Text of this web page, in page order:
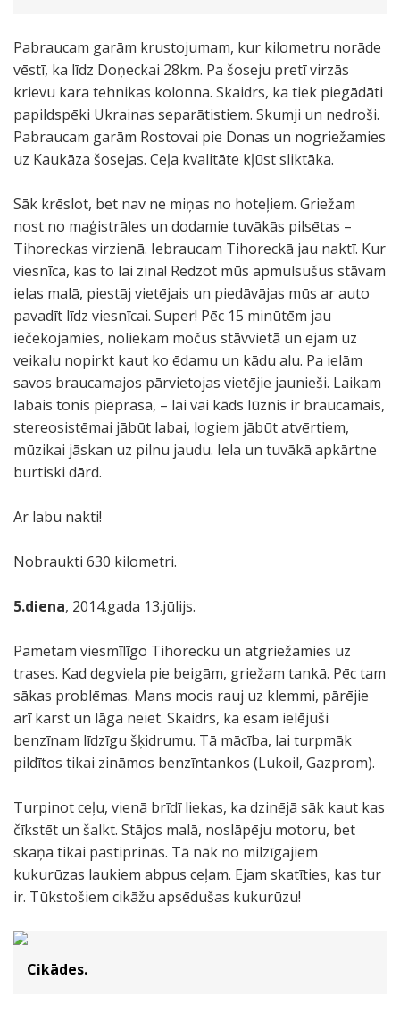
Pabraucam garām krustojumam, kur kilometru norāde
vēstī, ka līdz Doņeckai 28km. Pa šoseju pretī virzās
krievu kara tehnikas kolonna. Skaidrs, ka tiek piegādāti
papildspēki Ukrainas separātistiem. Skumji un nedroši.
Pabraucam garām Rostovai pie Donas un nogriežamies
uz Kaukāza šosejas. Ceļa kvalitāte kļūst sliktāka.
Sāk krēslot, bet nav ne miņas no hoteļiem. Griežam
nost no maģistrāles un dodamie tuvākās pilsētas –
Tihoreckas virzienā. Iebraucam Tihoreckā jau naktī. Kur
viesnīca, kas to lai zina! Redzot mūs apmulsušus stāvam
ielas malā, piestāj vietējais un piedāvājas mūs ar auto
pavadīt līdz viesnīcai. Super! Pēc 15 minūtēm jau
iečekojamies, noliekam močus stāvvietā un ejam uz
veikalu nopirkt kaut ko ēdamu un kādu alu. Pa ielām
savos braucamajos pārvietojas vietējie jaunieši. Laikam
labais tonis pieprasa, – lai vai kāds lūznis ir braucamais,
stereosistēmai jābūt labai, logiem jābūt atvērtiem,
mūzikai jāskan uz pilnu jaudu. Iela un tuvākā apkārtne
burtiski dārd.
Ar labu nakti!
Nobraukti 630 kilometri.
5.diena, 2014.gada 13.jūlijs.
Pametam viesmīlīgo Tihorecku un atgriežamies uz
trases. Kad degviela pie beigām, griežam tankā. Pēc tam
sākas problēmas. Mans mocis rauj uz klemmi, pārējie
arī karst un lāga neiet. Skaidrs, ka esam ielējuši
benzīnam līdzīgu šķidrumu. Tā mācība, lai turpmāk
pildītos tikai zināmos benzīntankos (Lukoil, Gazprom).
Turpinot ceļu, vienā brīdī liekas, ka dzinējā sāk kaut kas
čīkstēt un šalkt. Stājos malā, noslāpēju motoru, bet
skaņa tikai pastiprinās. Tā nāk no milzīgajiem
kukurūzas laukiem abpus ceļam. Ejam skatīties, kas tur
ir. Tūkstošiem cikāžu apsēdušas kukurūzu!
Cikādes.